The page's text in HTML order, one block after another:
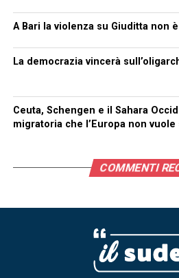
A Bari la violenza su Giuditta non
La democrazia vincerà
Ceuta, Schengen e il Sahara
migratoria che l’Europa non vuole
COMMENTI